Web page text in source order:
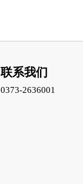
联系我们
0373-2636001